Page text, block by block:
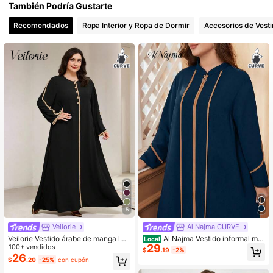
También Podría Gustarte
Recomendados Ropa Interior y Ropa de Dormir Accesorios de
5
Veilorie
Veilorie Vestido árabe de manga lar
ga, suelto y elegante con bloques d
e color para mujer de talla grande
100+ vendidos
$26.20 -25% con cupón
Al Najma CURVE
Local Al Najma Vestido informal mo
desto de estilo árabe con bloques d
e color, talla grande, Robe Abaya
$29.19 -2%